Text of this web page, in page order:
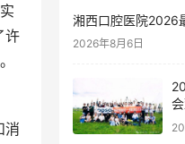
许
消
湘西口腔医院2026
2026年8月6日